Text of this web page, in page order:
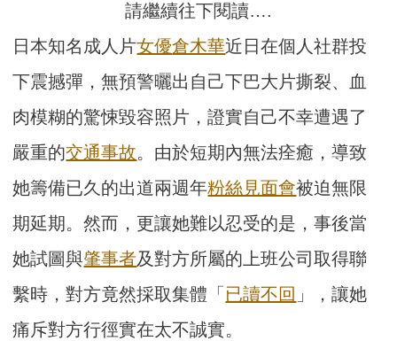
請繼續往下閱讀….
日本知名成人片女優倉木華近日在個人社群投
下震撼彈，無預警曬出自己下巴大片撕裂、血
肉模糊的驚悚毀容照片，證實自己不幸遭遇了
嚴重的交通事故。由於短期內無法痊癒，導致
她籌備已久的出道兩週年粉絲見面會被迫無限
期延期。然而，更讓她難以忍受的是，事後當
她試圖與肇事者及對方所屬的上班公司取得聯
繫時，對方竟然採取集體「 已讀不回 」，讓她
痛斥對方行徑實在太不誠實。